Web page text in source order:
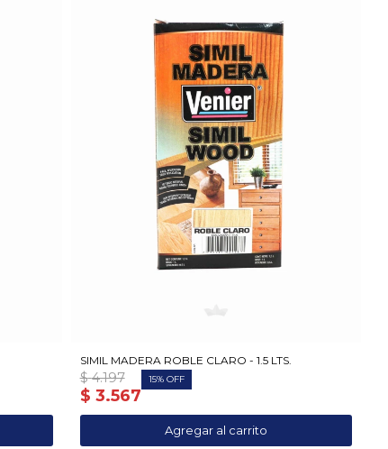
SIMIL MADERA ROBLE CLARO - 1.5 LTS.
$ 3.567
$ 4.197 15